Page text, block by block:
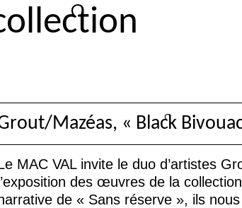
Mazéas, « Black
MAC VALinvite le duo d’artistes
l’exposition des œuvres de la
de « Sans réserve », ils